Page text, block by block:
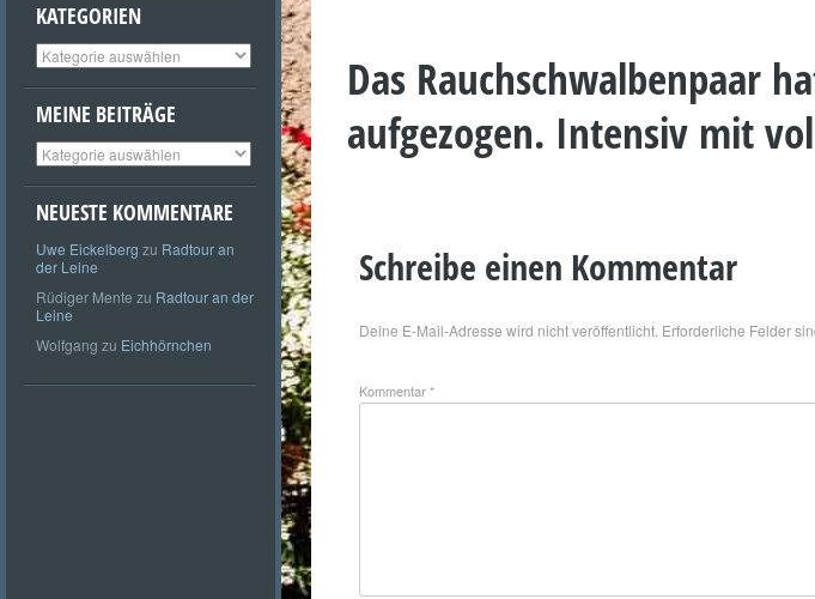
KATEGORIEN
Kategorien
MEINE BEITRÄGE
Meine
Beiträge
NEUESTE KOMMENTARE
Uwe Eickelberg zu Radtour an
der Leine
Rüdiger Mente zu Radtour an der
Leine
Wolfgang zu Eichhörnchen
Das Rauchschwalbenpaar
aufgezogen. Intensiv mit
Schreibe einen Kommentar
Deine E-Mail-Adresse wird nicht veröffentlicht. Erforderliche Felder
Kommentar*